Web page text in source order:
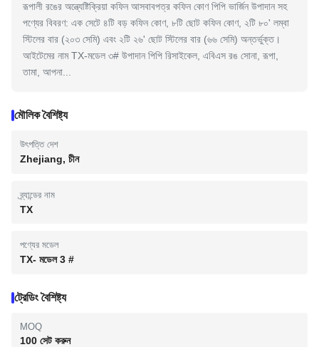
রূপালী রঙের অন্ত্যেষ্টিক্রিয়া কফিন আসবাবপত্র কফিন কোণ পিপি ভার্জিন উপাদান সহ
পণ্যের বিবরণ: এক সেটে ৪টি বড় কফিন কোণ, ৮টি ছোট কফিন কোণ, ২টি ৮০' লম্বা
স্টিলের বার (২০৩ সেমি) এবং ২টি ২৬' ছোট স্টিলের বার (৬৬ সেমি) অন্তর্ভুক্ত।
আইটেমের নাম TX-মডেল ৩# উপাদান পিপি রিসাইকেল, এবিএস রঙ সোনা, রূপা,
তামা, আপনা...
মৌলিক বৈশিষ্ট্য
উৎপত্তি দেশ
Zhejiang, চীন
ব্র্যান্ডের নাম
TX
পণ্যের মডেল
TX- মডেল 3 #
ট্রেডিং বৈশিষ্ট্য
MOQ
100 সেট করুন